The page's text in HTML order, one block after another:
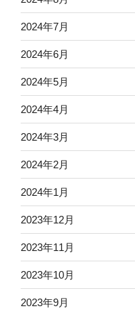
2024年7月
2024年6月
2024年5月
2024年4月
2024年3月
2024年2月
2024年1月
2023年12月
2023年11月
2023年10月
2023年9月